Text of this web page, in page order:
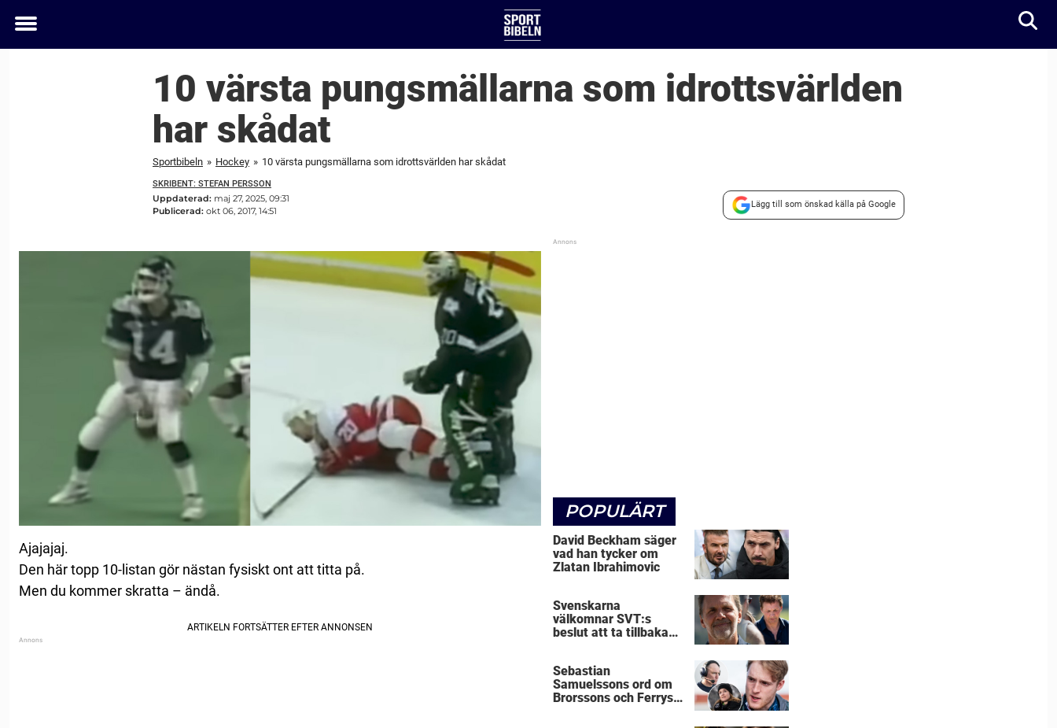
Toggle
10 värsta pungsmällarna som idrottsvärlden
har skådat
Sportbibeln » Hockey » 10 värsta pungsmällarna som idrottsvärlden har skådat
SKRIBENT: STEFAN PERSSON
Uppdaterad: maj 27, 2025, 09:31
Publicerad: okt 06, 2017, 14:51
Lägg till som önskad källa på Google
Ajajajaj.
Den här topp 10-listan gör nästan fysiskt ont att titta på.
Men du kommer skratta – ändå.
POPULÄRT
David Beckham säger
vad han tycker om
Zlatan Ibrahimovic
Svenskarna
välkomnar SVT:s
beslut att ta tillbaka
Sebastian
Samuelssons ord om
Brorssons och Ferrys